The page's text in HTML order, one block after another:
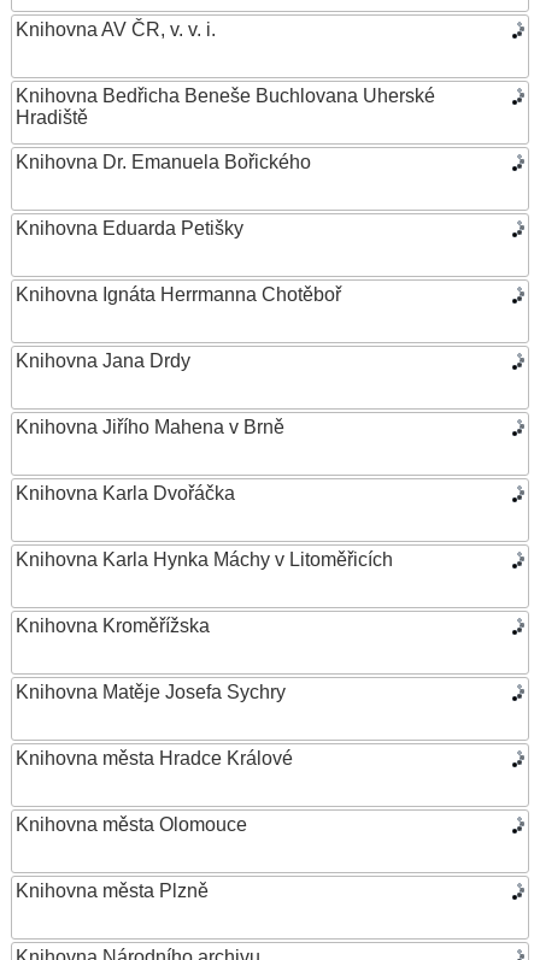
Knihovna AV ČR, v. v. i.
Knihovna Bedřicha Beneše Buchlovana Uherské
Hradiště
Knihovna Dr. Emanuela Bořického
Knihovna Eduarda Petišky
Knihovna Ignáta Herrmanna Chotěboř
Knihovna Jana Drdy
Knihovna Jiřího Mahena v Brně
Knihovna Karla Dvořáčka
Knihovna Karla Hynka Máchy v Litoměřicích
Knihovna Kroměřížska
Knihovna Matěje Josefa Sychry
Knihovna města Hradce Králové
Knihovna města Olomouce
Knihovna města Plzně